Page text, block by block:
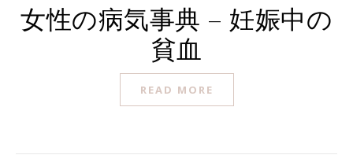
女性の病気事典 – 妊娠中の
貧血
READ MORE